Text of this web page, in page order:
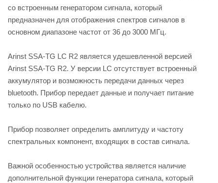
со встроенным генератором сигнала, который
предназначен для отображения спектров сигналов в
основном диапазоне частот от 36 до 3000 МГц.
Arinst SSA-TG LC R2 является удешевленной версией
Arinst SSA-TG R2. У версии LC отсутствует встроенный
аккумулятор и возможность передачи данных через
bluetooth. Прибор передает данные и получает питание
только по USB кабелю.
Прибор позволяет определить амплитуду и частоту
спектральных компонент, входящих в состав сигнала.
Важной особенностью устройства является наличие
дополнительной функции генератора сигнала, который